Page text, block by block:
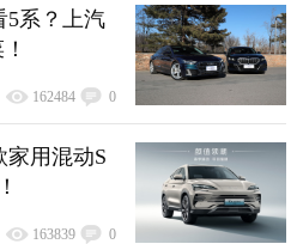
5系？上汽
162484 0
家用混动S
163839 0